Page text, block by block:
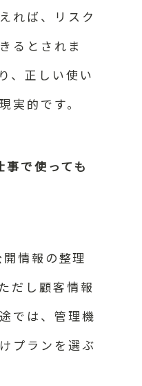
れば、リスク
るとされま
、正しい使い
実的です。
で使っても
情報の整理
だし顧客情報
では、管理機
プランを選ぶ